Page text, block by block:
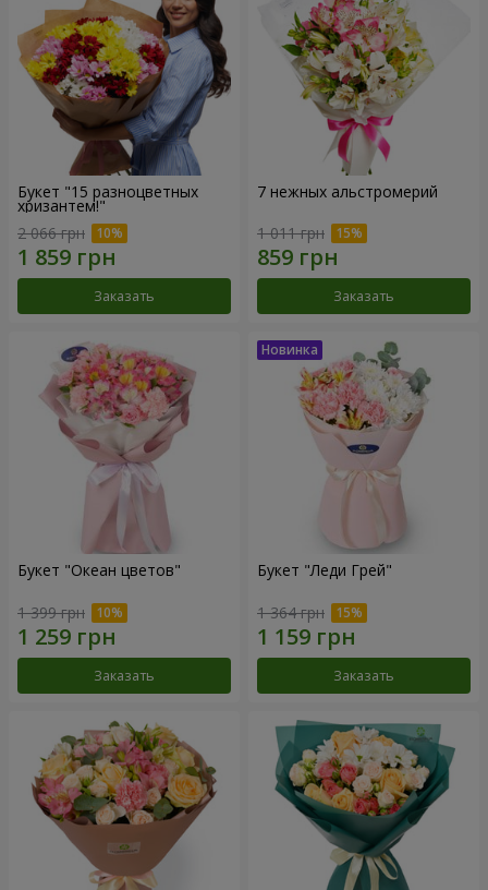
Букет "15 разноцветных
хризантем!"
2 066 грн
Заказать
7 нежных альстромерий
1 011 грн
Заказать
Букет "Океан цветов"
1 399 грн
Заказать
Букет "Леди Грей"
1 364 грн
Заказать